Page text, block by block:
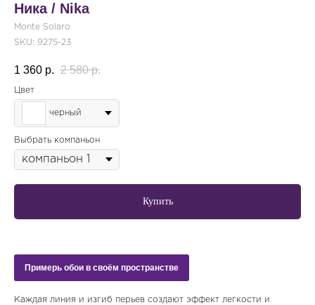
Ника / Nika
Monte Solaro
SKU: 9275-23
1 360 р. 2 580 р.
Цвет
черный
Выбрать компаньон
Купить
Примерь обои в своём пространстве
Каждая линия и изгиб перьев создают эффект легкости и